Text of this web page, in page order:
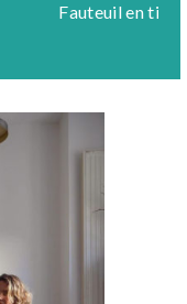
Fauteuil en